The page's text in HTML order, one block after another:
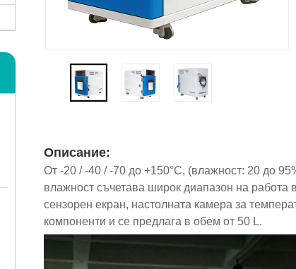
Описание:
От -20 / -40 / -70 до +150°C, (влажност: 20 до
влажност съчетава широк диапазон на работа
сензорен екран, настолната камера за
компоненти и се предлага в обем от 50 L.